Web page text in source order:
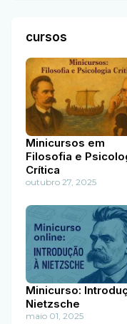
cursos
Minicursos em
Filosofia e
Crítica
outubro 27, 2025
Minicurso:
Nietzsche
maio 01, 2025